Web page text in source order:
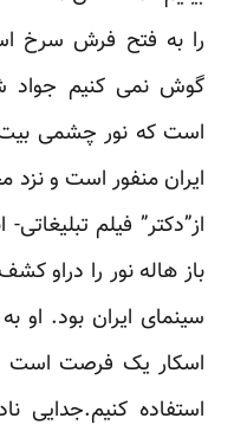
را به فتح فرش سرخ
گوش نمی کنیم جواد
است که نور چشمی
ایران منفور است و
از”دکتر” فیلم
باز هاله نور را دراو
سینمای ایران بود. او
اسکار یک فرصت است
استفاده کنیم.جدایی